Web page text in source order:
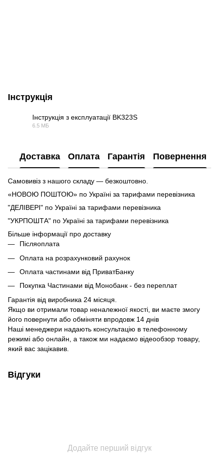
Інструкція
Інструкція з експлуатації BK323S
6.5 МБ
Доставка Оплата Гарантія Повернення
Самовивіз з нашого складу — безкоштовно.
«НОВОЮ ПОШТОЮ» по Україні за тарифами перевізника
"ДЕЛІВЕРІ" по Україні за тарифами перевізника
"УКРПОШТА" по Україні за тарифами перевізника
Більше інформації про доставку
Післяоплата
Оплата на розрахунковий рахунок
Оплата частинами від ПриватБанку
Покупка Частинами від Монобанк - без переплат
Гарантія від виробника 24 місяця.
Якщо ви отримали товар неналежної якості, ви маєте змогу
його повернути або обміняти впродовж 14 днів
Наші менеджери надають консультацію в телефонному
режимі або онлайн, а також ми надаємо відеообзор товару,
який вас зацікавив.
Відгуки
Додайте перший відгук